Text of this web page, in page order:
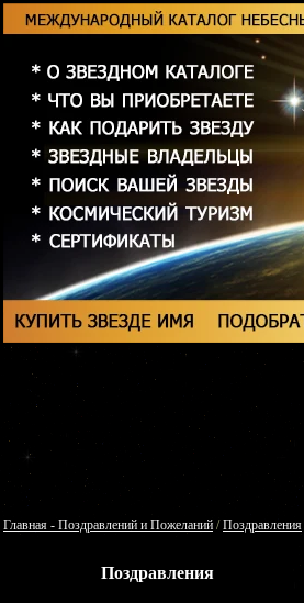
Главная - Поздравлений и Пожеланий /Поздравления
Поздравления